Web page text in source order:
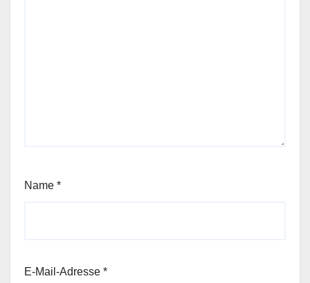
Name *
E-Mail-Adresse *